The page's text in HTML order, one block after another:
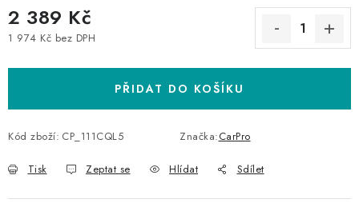
2 389 Kč
1 974 Kč bez DPH
PŘIDAT DO KOŠÍKU
Kód zboží: CP_111CQL5 Značka:CarPro
Tisk Zeptat se Hlídat Sdílet